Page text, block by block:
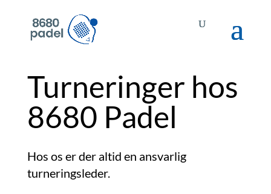
Turneringer hos
8680 Padel
Hos os er der altid en ansvarlig
turneringsleder.